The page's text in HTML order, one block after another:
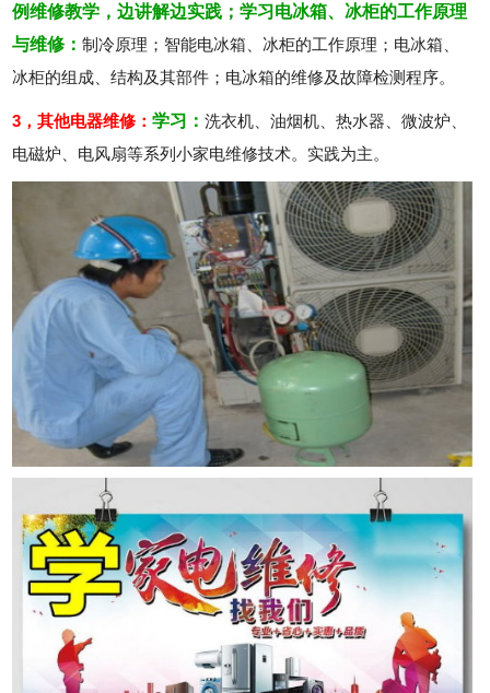
例维修教学，边讲解边实践；学习电冰箱、冰柜的工作原理
与维修：制冷原理；智能电冰箱、冰柜的工作原理；电冰箱、
冰柜的组成、结构及其部件；电冰箱的维修及故障检测程序。
3，其他电器维修：学习：洗衣机、油烟机、热水器、微波炉、
电磁炉、电风扇等系列小家电维修技术。实践为主。